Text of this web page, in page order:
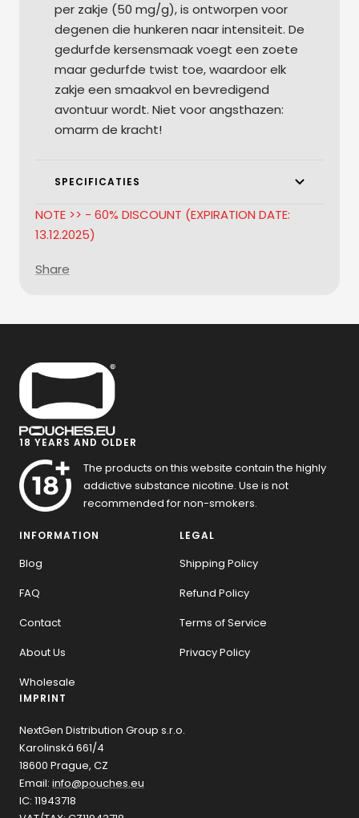
per zakje (50 mg/g), is ontworpen voor
degenen die hunkeren naar intensiteit. De
gedurfde kersensmaak voegt een zoete
maar gedurfde twist toe, waardoor elk
zakje een smaakvol en bevredigend
avontuur wordt. Niet voor angsthazen:
omarm de kracht!
SPECIFICATIES
NOTE >> - 60% DISCOUNT (EXPIRATION DATE:
13.12.2025)
Share
18 YEARS AND OLDER
The products on this website contain the highly
addictive substance nicotine. Use is not
recommended for non-smokers.
INFORMATION
Blog
FAQ
Contact
About Us
Wholesale
LEGAL
Shipping Policy
Refund Policy
Terms of Service
Privacy Policy
IMPRINT
NextGen Distribution Group s.r.o.
Karolinská 661/4
18600 Prague, CZ
Email: info@pouches.eu
IC: 11943718